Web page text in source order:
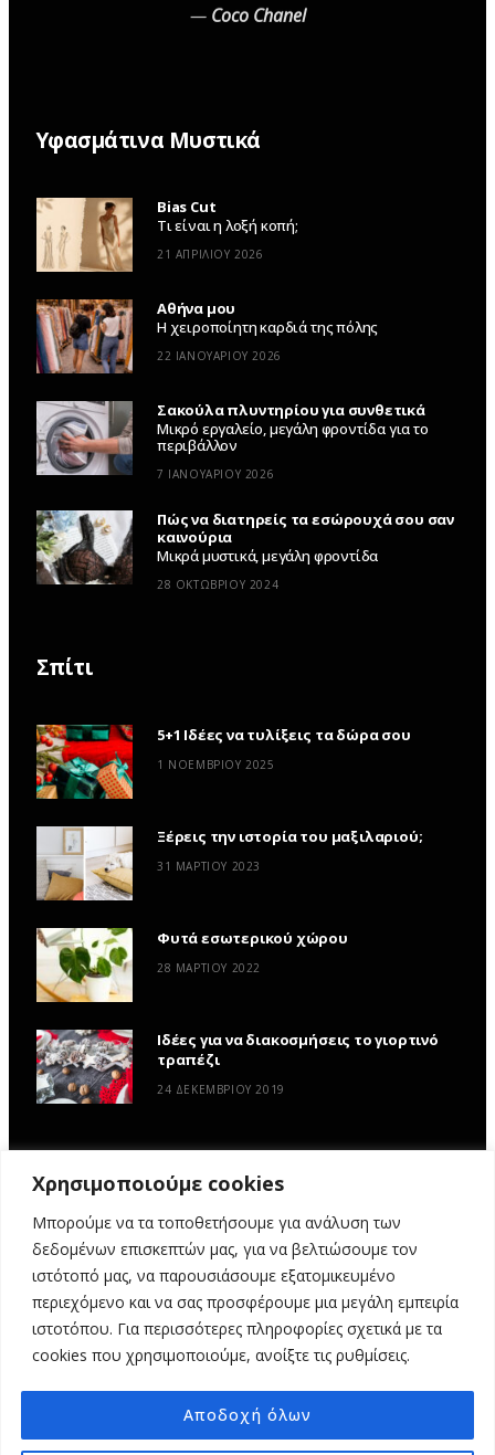
Χρησιμοποιούμε cookies
Μπορούμε να τα τοποθετήσουμε για ανάλυση των
δεδομένων επισκεπτών μας, για να βελτιώσουμε τον
ιστότοπό μας, να παρουσιάσουμε εξατομικευμένο
περιεχόμενο και να σας προσφέρουμε μια μεγάλη εμπειρία
ιστοτόπου. Για περισσότερες πληροφορίες σχετικά με τα
cookies που χρησιμοποιούμε, ανοίξτε τις ρυθμίσεις.
Αποδοχή όλων
— Coco Chanel
Υφασμάτινα Μυστικά
Bias Cut
Τι είναι η λοξή κοπή;
21 ΑΠΡΙΛΊΟΥ 2026
Αθήνα μου
Η χειροποίητη καρδιά της πόλης
22 ΙΑΝΟΥΑΡΊΟΥ 2026
Σακούλα πλυντηρίου για συνθετικά
Μικρό εργαλείο, μεγάλη φροντίδα για το
περιβάλλον
7 ΙΑΝΟΥΑΡΊΟΥ 2026
Πώς να διατηρείς τα εσώρουχά σου σαν
καινούρια
Μικρά μυστικά, μεγάλη φροντίδα
28 ΟΚΤΩΒΡΊΟΥ 2024
Σπίτι
5+1 Ιδέες να τυλίξεις τα δώρα σου
1 ΝΟΕΜΒΡΊΟΥ 2025
Ξέρεις την ιστορία του μαξιλαριού;
31 ΜΑΡΤΊΟΥ 2023
Φυτά εσωτερικού χώρου
28 ΜΑΡΤΊΟΥ 2022
Ιδέες για να διακοσμήσεις το γιορτινό
τραπέζι
24 ΔΕΚΕΜΒΡΊΟΥ 2019
ΥΦΑΣΜΆΤΙΝΕΣ ΙΣΤΟΡΊΕΣ DIY
ΕΡΓΑΣΤΉΡΙΑ
© 2025 MY FABRIC OF LIFE. ALL RIGHTS RESERVED. DESIGN